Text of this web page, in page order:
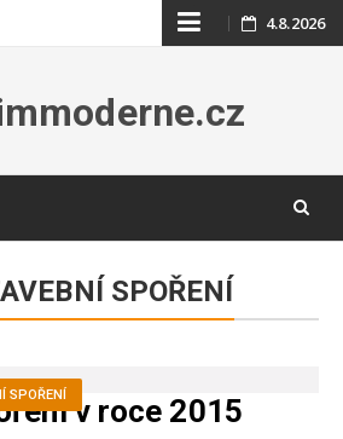
Skip
content
4.8.2026
SPOŘENÍ
SPOŘENÍ v roce 2015